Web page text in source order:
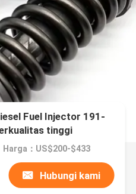
Fuel Injector 191-
tinggi
Harga：US$200-$433
Hubungi kami